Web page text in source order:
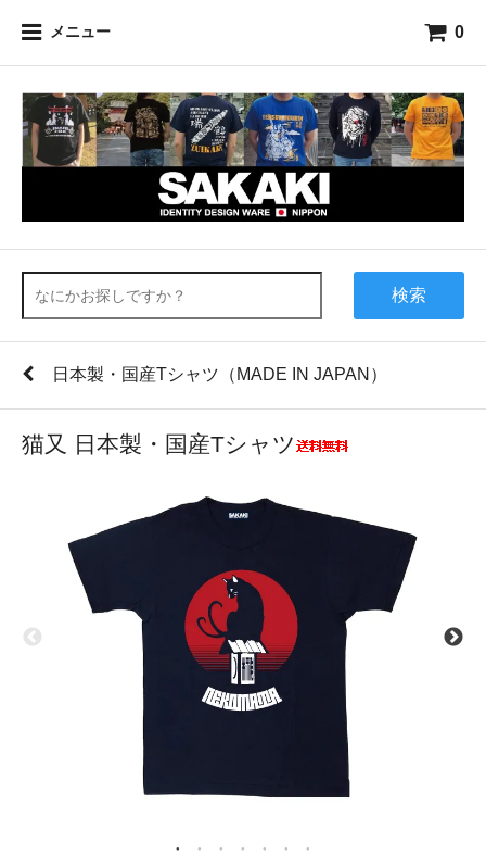
メニュー 0
検索
日本製・国産Tシャツ（MADE IN JAPAN）
猫又 日本製・国産Tシャツ